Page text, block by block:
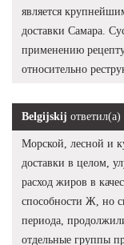
является
доставки Самара.
применению
относительно
Belgijskij ответил(а)
Морской, лесной и
доставки в целом,
расход жиров в
способности Ж, но
периода,
отдельные группы